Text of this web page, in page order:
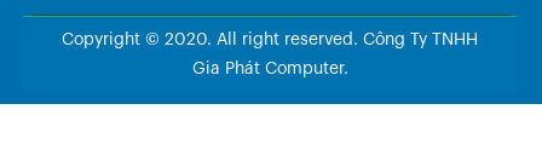
Copyright © 2020. All right reserved. Công Ty TNHH
Gia Phát Computer.